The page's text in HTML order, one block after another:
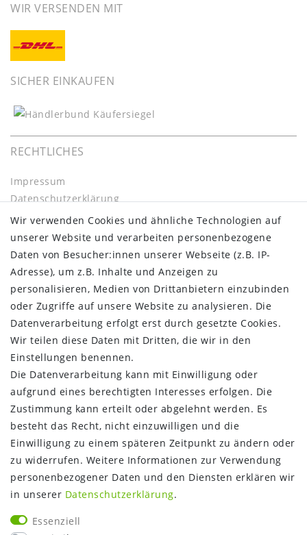
WIR VERSENDEN MIT
SICHER EINKAUFEN
RECHTLICHES
Impressum
Daten­schutz­erklärung
AGB
Barrierefreiheitserklärung
Widerrufs­recht
Kontakt
Vertrag widerrufen
INFORMATIONEN:
Zahlungsinformationen
Versandinformationen
Über uns
Gutschein
NEWS
Google Maps
Kundenbewertungen
Kontakt
Mein Konto
Wir verwenden Cookies und ähnliche Technologien auf
unserer Website und verarbeiten personenbezogene
Daten von Besucher:innen unserer Webseite (z.B. IP-
Adresse), um z.B. Inhalte und Anzeigen zu
personalisieren, Medien von Drittanbietern einzubinden
oder Zugriffe auf unsere Website zu analysieren. Die
Datenverarbeitung erfolgt erst durch gesetzte Cookies.
Wir teilen diese Daten mit Dritten, die wir in den
Einstellungen benennen.
Die Datenverarbeitung kann mit Einwilligung oder
aufgrund eines berechtigten Interesses erfolgen. Die
Zustimmung kann erteilt oder abgelehnt werden. Es
besteht das Recht, nicht einzuwilligen und die
Einwilligung zu einem späteren Zeitpunkt zu ändern oder
zu widerrufen. Weitere Informationen zur Verwendung
personenbezogener Daten und den Diensten erklären wir
in unserer Daten­schutz­erklärung.
Essenziell